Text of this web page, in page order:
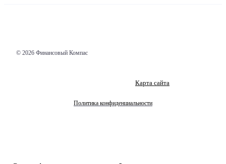
© 2026 Финансовый Компас
Карта сайта
Политика конфиденциальности